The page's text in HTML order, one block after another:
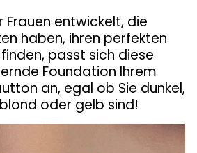
Frauen entwickelt, die
haben, ihren perfekten
passt sich diese
Foundation Ihrem
an, egal ob Sie dunkel,
oder gelb sind!